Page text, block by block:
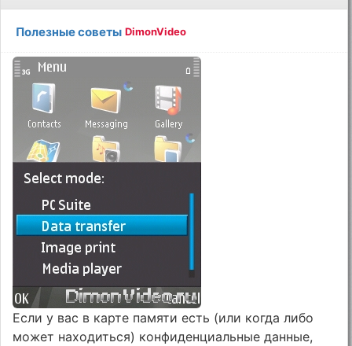
Полезные советы DimonVideo
Если у вас в карте памяти есть (или когда либо
может находиться) конфиденциальные данные,